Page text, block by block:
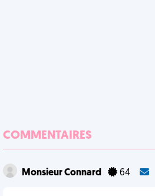
COMMENTAIRES
Monsieur Connard 64